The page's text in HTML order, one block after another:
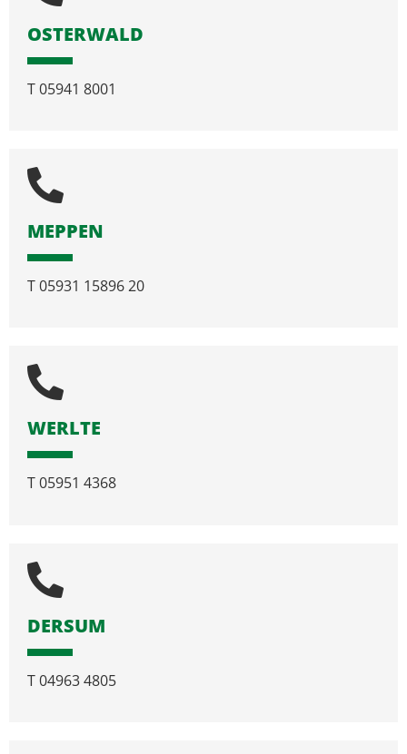
OSTERWALD
T05941 8001
MEPPEN
T05931 15896 20
WERLTE
T05951 4368
DERSUM
T04963 4805